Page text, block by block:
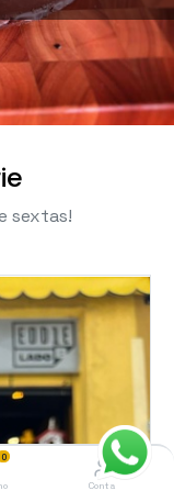
0
Conta
sextas!